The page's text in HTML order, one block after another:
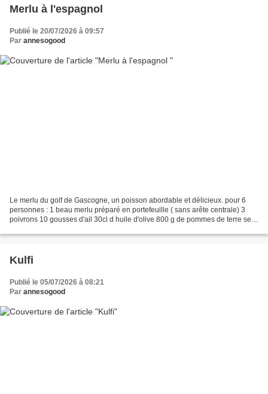
Merlu à l'espagnol
Publié le 20/07/2026 à 09:57
Par annesogood
Le merlu du golf de Gascogne, un poisson abordable et délicieux. pour 6
personnes : 1 beau merlu préparé en portefeuille ( sans arête centrale) 3
poivrons 10 gousses d'ail 30cl d huile d'olive 800 g de pommes de terre sel,
Kulfi
Publié le 05/07/2026 à 08:21
Par annesogood